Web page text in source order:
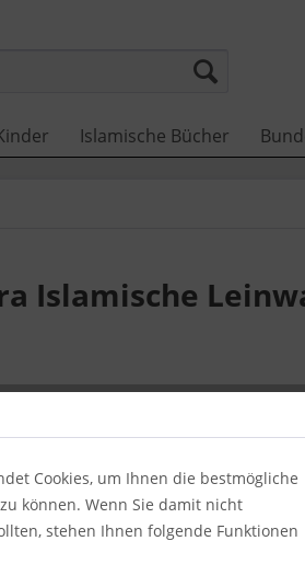
Islamische Bücher
Islamische
inkl.
Cookies, um Ihnen die bestmögliche
können. Wenn Sie damit nicht
stehen Ihnen folgende Funktionen